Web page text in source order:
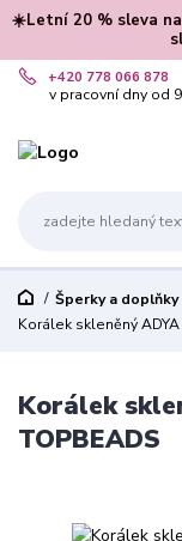
☀️Letní 20 % sleva
+420 778 066 878
v pracovní dny od
Šperky a doplňky
Korálek skleněný
Korálek
TOPBEADS